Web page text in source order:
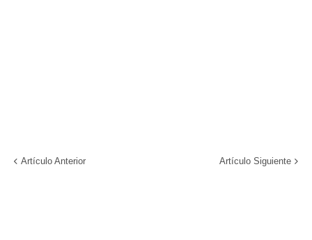
Artículo Anterior Artículo Siguiente